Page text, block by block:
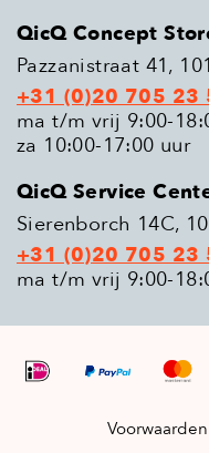
QicQ Concept
Pazzanistraat 41,
+31 (0)20 705 23
ma t/m vrij 9:00-
za 10:00-17:00 uur
QicQ Service
Sierenborch 14C,
+31 (0)20 705 23
ma t/m vrij 9:00-
Voorwaarden